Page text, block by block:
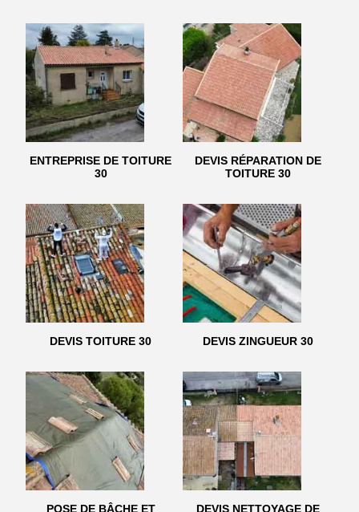
ENTREPRISE DE TOITURE
30
DEVIS RÉPARATION DE
TOITURE 30
DEVIS TOITURE 30 DEVIS ZINGUEUR 30
POSE DE BÂCHE ET DEVIS NETTOYAGE DE